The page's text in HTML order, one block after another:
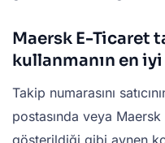
Maersk E-Ticaret
kullanmanın en
Takip numarasını
postasında veya